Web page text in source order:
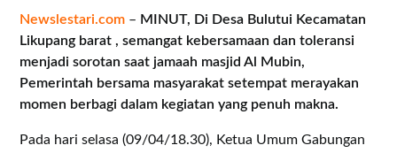
Newslestari.com – MINUT, Di Desa Bulutui Kecamatan
Likupang barat , semangat kebersamaan dan toleransi
menjadi sorotan saat jamaah masjid Al Mubin,
Pemerintah bersama masyarakat setempat merayakan
momen berbagi dalam kegiatan yang penuh makna.
Pada hari selasa (09/04/18.30), Ketua Umum Gabungan